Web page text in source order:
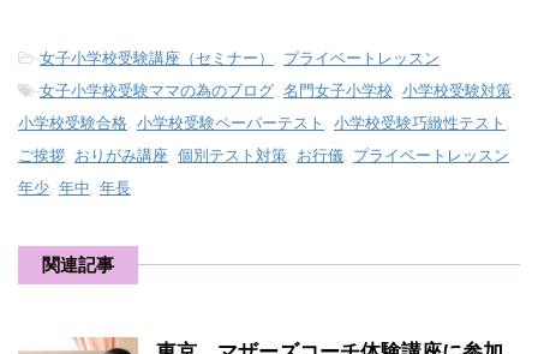
-女子小学校受験講座（セミナー） , プライベートレッスン
-女子小学校受験ママの為のブログ, 名門女子小学校, 小学校受験対策,
小学校受験合格, 小学校受験ペーパーテスト , 小学校受験巧緻性テスト ,
ご挨拶, おりがみ講座, 個別テスト対策, お行儀, プライベートレッスン,
年少, 年中, 年長
関連記事